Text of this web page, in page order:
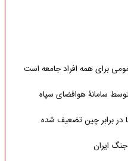
برای همه افراد جامعه است
سامانۀ هوافضای سپاه
در برابر چین تضعیف شده
ایران